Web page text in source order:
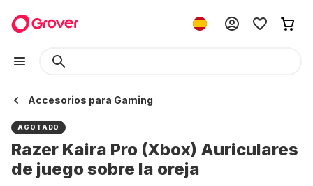
Accesorios para Gaming
AGOTADO
Razer Kaira Pro (Xbox) Auriculares
de juego sobre la oreja